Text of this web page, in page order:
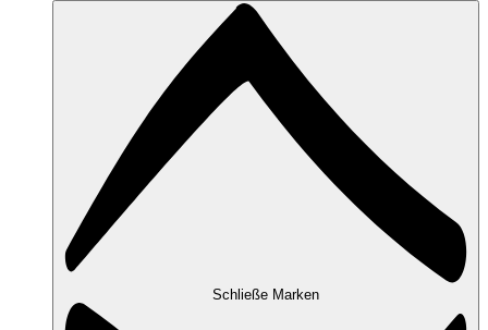
Schließe Marken